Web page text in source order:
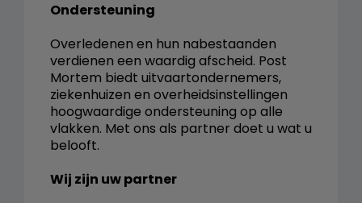
Ondersteuning
Overledenen en hun nabestaanden
verdienen een waardig afscheid. Post
Mortem biedt uitvaartondernemers,
ziekenhuizen en overheidsinstellingen
hoogwaardige ondersteuning op alle
vlakken. Met ons als partner doet u wat u
belooft.
Wij zijn uw partner